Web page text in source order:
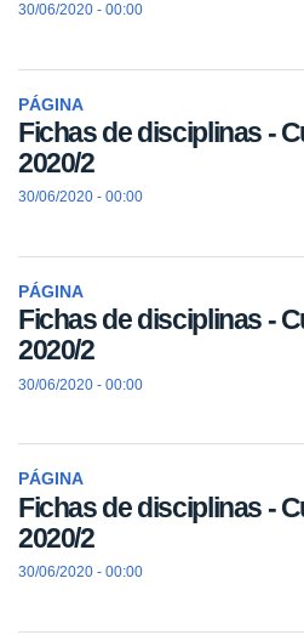
30/06/2020 - 00:00
PÁGINA
Fichas de disciplinas -
2020/2
30/06/2020 - 00:00
PÁGINA
Fichas de disciplinas -
2020/2
30/06/2020 - 00:00
PÁGINA
Fichas de disciplinas -
2020/2
30/06/2020 - 00:00